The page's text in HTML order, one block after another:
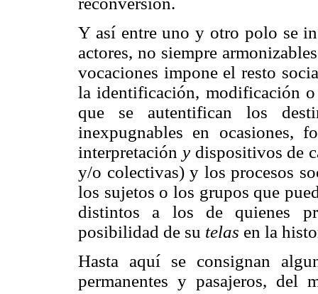
Y así entre uno y otro polo se
actores, no siempre
vocaciones impone el resto
la identificación, modificación
que se autentifican los
inexpugnables en ocasiones,
interpretación y dispositivos de
y/o colectivas) y los procesos
los sujetos o los grupos que
distintos a los de quienes
posibilidad de su telas en la
Hasta aquí se consignan
permanentes y pasajeros,